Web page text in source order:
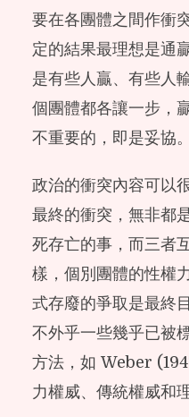
要在各團體之間作衝
定的結果最理想是通
是有些人贏、有些人
個團體都各讓一步，
不重要的，即是妥協。
政治的衝突內容可以
最終的衝突，無非都
死存亡的事，而三者
樣，個別團體的性權
式存廢的爭取是最終
不外乎一些幾乎已被
方法，如 Weber
力權威、傳統權威和